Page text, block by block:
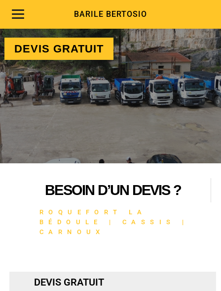
BARILE BERTOSIO
DEVIS GRATUIT
DEVIS GRATUIT
BESOIN D’UN DEVIS ?
ROQUEFORT LA
BÉDOULE | CASSIS |
CARNOUX
DEVIS GRATUIT